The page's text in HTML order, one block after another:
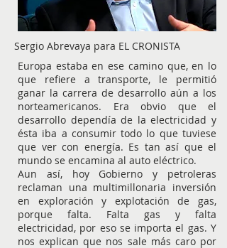
Sergio Abrevaya para EL CRONISTA
Europa estaba en ese camino que, en lo
que refiere a transporte, le permitió
ganar la carrera de desarrollo aún a los
norteamericanos. Era obvio que el
desarrollo dependía de la electricidad y
ésta iba a consumir todo lo que tuviese
que ver con energía. Es tan así que el
mundo se encamina al auto eléctrico.
Aun así, hoy Gobierno y petroleras
reclaman una multimillonaria inversión
en exploración y explotación de gas,
porque falta. Falta gas y falta
electricidad, por eso se importa el gas. Y
nos explican que nos sale más caro por